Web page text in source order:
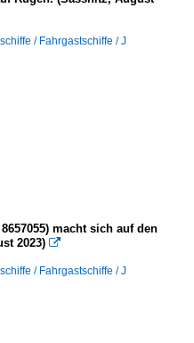
/ Fahrgastschiffe / J
macht sich auf den
2023) 
/ Fahrgastschiffe / J